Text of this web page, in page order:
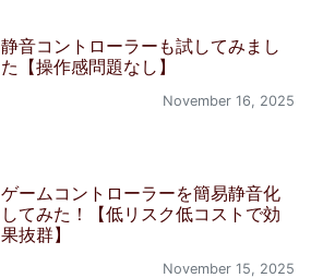
静音コントローラーも試してみまし
た【操作感問題なし】
November 16, 2025
ゲームコントローラーを簡易静音化
してみた！【低リスク低コストで効
果抜群】
November 15, 2025